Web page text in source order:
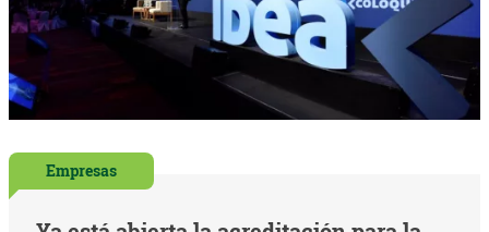
Empresas